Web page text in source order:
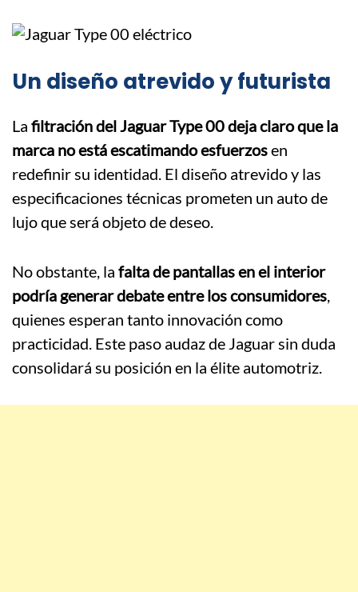
Un diseño atrevido y futurista
La filtración del Jaguar Type 00 deja claro que la
marca no está escatimando esfuerzosen
redefinir su identidad. El diseño atrevido y las
especificaciones técnicas prometen un auto de
lujo que será objeto de deseo.
No obstante, la falta de pantallas en el interior
podría generar debate entre los consumidores,
quienes esperan tanto innovación como
practicidad. Este paso audaz de Jaguar sin duda
consolidará su posición en la élite automotriz.